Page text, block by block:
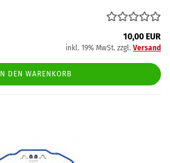
10,00 EUR
inkl. 19% MwSt. zzgl. Versand
IN DEN WARENKORB